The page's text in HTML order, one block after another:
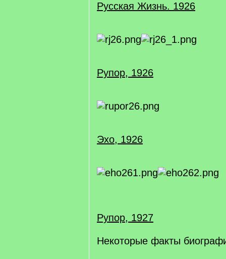
Русская Жизнь. 1926
Рупор, 1926
Эхо, 1926
Рупор, 1927
Некоторые факты